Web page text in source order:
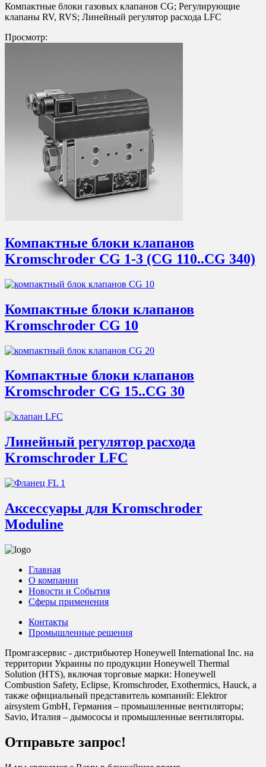
Компактные блоки газовых клапанов CG; Регулирующие
клапаны RV, RVS; Линейный регулятор расхода LFC
Просмотр:
Компактные блоки клапанов
Kromschroder CG 1-3 (CG 110..CG 340)
Компактные блоки клапанов
Kromschroder CG 10
Компактные блоки клапанов
Kromschroder CG 15..CG 30
Линейный регулятор расхода
Kromschroder LFC
Аксессуары для Kromschroder
Moduline
Главная
О компании
Новости и События
Сферы применения
Контакты
Промышленные решения
Промгазсервис - дистрибьютер Honeywell International Inc. на
территории Украины по продукции Honeywell Thermal
Solution (HTS), включая торговые марки: Honeywell
Combustion Safety, Eclipse, Kromschroder, Exothermics, Hauck, а
также официальный представитель компаний: Elektror
airsystem GmbH, Германия – промышленные вентиляторы;
Savio, Италия – дымососы и промышленные вентиляторы.
Отправьте запрос!